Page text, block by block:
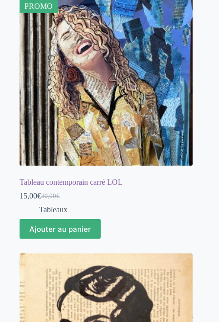
PROMO
Tableau contemporain carré LOL
30,00€
Le
prix
initial
était :
30,00€.
15,00€Le
prix
actuel
est :
15,00€.
Tableaux
Ajouter au panier